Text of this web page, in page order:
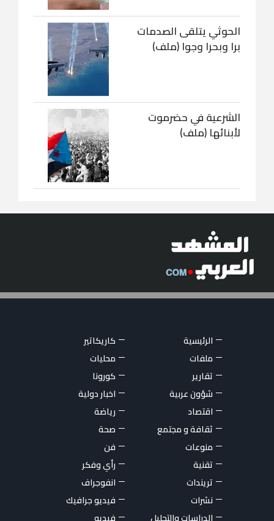
الحوثي يتلقى الصدمات
برا وبحرا وجوا (ملف)
الشرعية في حضرموت
لأبنائها (ملف)
الرئيسية
كاريكاتير
ملفات
محليات
تقارير
كورونا
شؤون عربية
اخبار دولية
اقتصاد
رياضة
ثقافة و مجتمع
صحة
منوعات
فن
تقنية
رأي وفكر
تريندات
انفوجراف
نشرات
فيديو جرافيك